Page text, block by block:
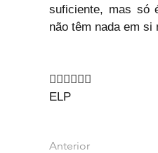
suficiente, mas só
não têm nada em si
🙇‍♂🙇‍♂🙇‍♂
ELP
Anterior